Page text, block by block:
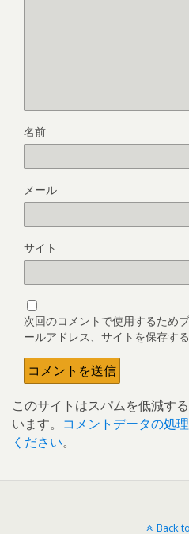
名前
メール
サイト
次回のコメントで使用するため
ールアドレス、サイトを保存する
このサイトはスパムを低減す
います。 コメントデータの処
ください。
Back